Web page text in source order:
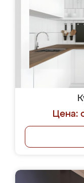
Цена: